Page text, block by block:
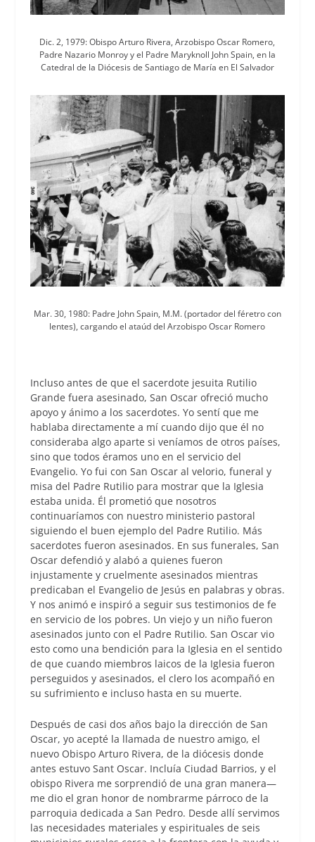
Dic. 2, 1979: Obispo Arturo Rivera, Arzobispo Oscar Romero,
Padre Nazario Monroy y el Padre Maryknoll John Spain, en la
Catedral de la Diócesis de Santiago de María en El Salvador
Mar. 30, 1980: Padre John Spain, M.M. (portador del féretro con
lentes), cargando el ataúd del Arzobispo Oscar Romero
Incluso antes de que el sacerdote jesuita Rutilio
Grande fuera asesinado, San Oscar ofreció mucho
apoyo y ánimo a los sacerdotes. Yo sentí que me
hablaba directamente a mí cuando dijo que él no
consideraba algo aparte si veníamos de otros países,
sino que todos éramos uno en el servicio del
Evangelio. Yo fui con San Oscar al velorio, funeral y
misa del Padre Rutilio para mostrar que la Iglesia
estaba unida. Él prometió que nosotros
continuaríamos con nuestro ministerio pastoral
siguiendo el buen ejemplo del Padre Rutilio. Más
sacerdotes fueron asesinados. En sus funerales, San
Oscar defendió y alabó a quienes fueron
injustamente y cruelmente asesinados mientras
predicaban el Evangelio de Jesús en palabras y obras.
Y nos animó e inspiró a seguir sus testimonios de fe
en servicio de los pobres. Un viejo y un niño fueron
asesinados junto con el Padre Rutilio. San Oscar vio
esto como una bendición para la Iglesia en el sentido
de que cuando miembros laicos de la Iglesia fueron
perseguidos y asesinados, el clero los acompañó en
su sufrimiento e incluso hasta en su muerte.
Después de casi dos años bajo la dirección de San
Oscar, yo acepté la llamada de nuestro amigo, el
nuevo Obispo Arturo Rivera, de la diócesis donde
antes estuvo Sant Oscar. Incluía Ciudad Barrios, y el
obispo Rivera me sorprendió de una gran manera—
me dio el gran honor de nombrarme párroco de la
parroquia dedicada a San Pedro. Desde allí servimos
las necesidades materiales y espirituales de seis